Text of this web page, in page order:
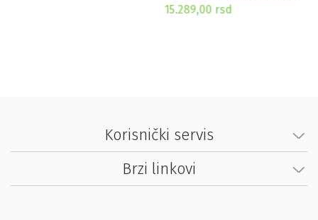
15.289,00 rsd
Korisnički servis
Brzi linkovi